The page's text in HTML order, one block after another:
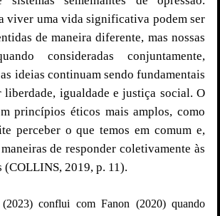
viver uma vida significativa podem ser
de maneira diferente, mas nossas
consideradas conjuntamente,
ideias continuam sendo fundamentais
liberdade, igualdade e justiça social. O
princípios éticos mais amplos, como
perceber o que temos em comum e,
de responder coletivamente às
2019, p. 11).
(2023) conflui com Fanon (2020) quando